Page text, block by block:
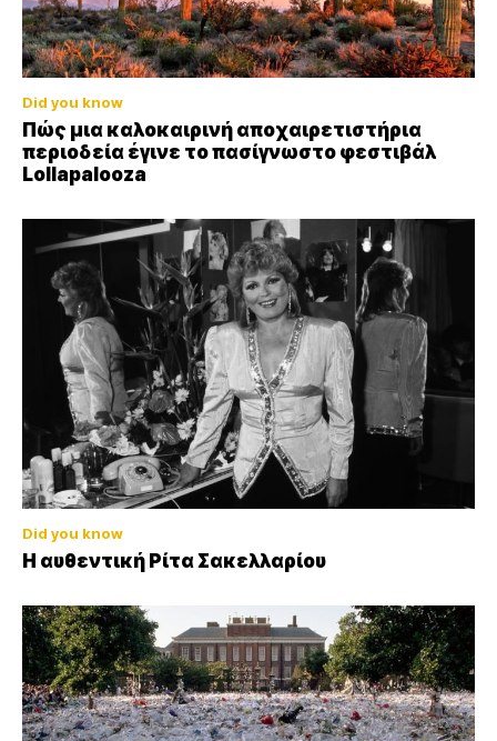
Did you know
Πώς μια καλοκαιρινή αποχαιρετιστήρια
περιοδεία έγινε το πασίγνωστο φεστιβάλ
Lollapalooza
Did you know
Η αυθεντική Ρίτα Σακελλαρίου